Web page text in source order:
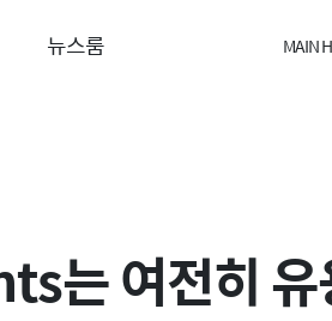
뉴스룸 MAIN
여전히 유